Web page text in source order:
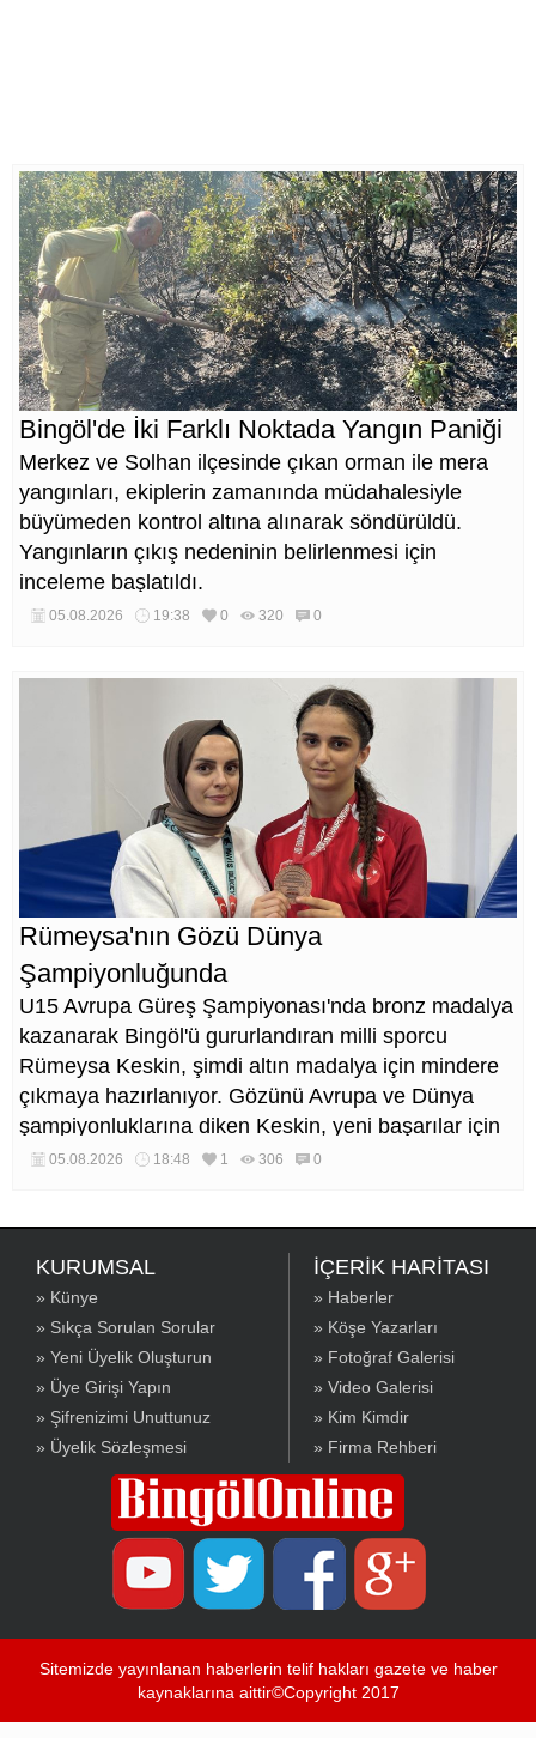
Bingöl'de İki Farklı Noktada Yangın Paniği
Merkez ve Solhan ilçesinde çıkan orman ile mera
yangınları, ekiplerin zamanında müdahalesiyle
büyümeden kontrol altına alınarak söndürüldü.
Yangınların çıkış nedeninin belirlenmesi için
inceleme başlatıldı.
05.08.2026 19:38 0 320 0
Rümeysa'nın Gözü Dünya
Şampiyonluğunda
U15 Avrupa Güreş Şampiyonası'nda bronz madalya
kazanarak Bingöl'ü gururlandıran milli sporcu
Rümeysa Keskin, şimdi altın madalya için mindere
çıkmaya hazırlanıyor. Gözünü Avrupa ve Dünya
şampiyonluklarına diken Keskin, yeni başarılar için
çalışmalarını sürdürüyor.
05.08.2026 18:48 1 306 0
KURUMSAL
» Künye
» Sıkça Sorulan Sorular
» Yeni Üyelik Oluşturun
» Üye Girişi Yapın
» Şifrenizimi Unuttunuz
» Üyelik Sözleşmesi
İÇERİK HARİTASI
» Haberler
» Köşe Yazarları
» Fotoğraf Galerisi
» Video Galerisi
» Kim Kimdir
» Firma Rehberi
Sitemizde yayınlanan haberlerin telif hakları gazete ve haber
kaynaklarına aittir©Copyright 2017